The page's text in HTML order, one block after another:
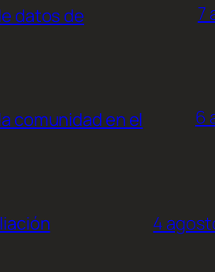
datos de
7
comunidad en el
6
4